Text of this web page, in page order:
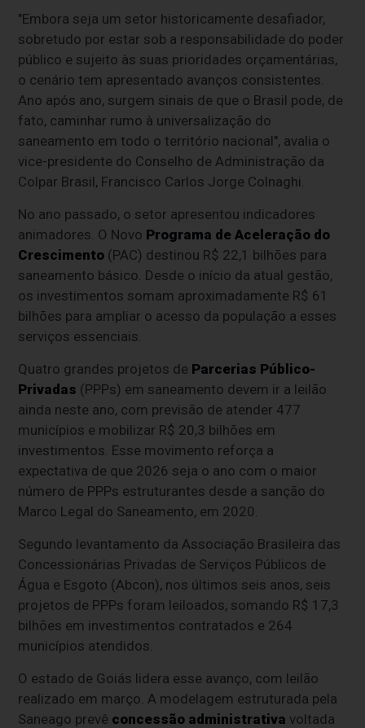
"Embora seja um setor historicamente desafiador,
sobretudo por estar sob a responsabilidade do poder
público e sujeito às suas prioridades orçamentárias,
o cenário tem apresentado avanços consistentes.
Ano após ano, surgem sinais de que o Brasil pode, de
fato, caminhar rumo à universalização do
saneamento em todo o território nacional", avalia o
vice-presidente do Conselho de Administração da
Colpar Brasil, Francisco Carlos Jorge Colnaghi.
No ano passado, o setor apresentou indicadores
animadores. O Novo Programa de Aceleração do
Crescimento (PAC) destinou R$ 22,1 bilhões para
saneamento básico. Desde o início da atual gestão,
os investimentos somam aproximadamente R$ 61
bilhões para ampliar o acesso da população a esses
serviços essenciais.
Quatro grandes projetos de Parcerias Público-
Privadas (PPPs) em saneamento devem ir a leilão
ainda neste ano, com previsão de atender 477
municípios e mobilizar R$ 20,3 bilhões em
investimentos. Esse movimento reforça a
expectativa de que 2026 seja o ano com o maior
número de PPPs estruturantes desde a sanção do
Marco Legal do Saneamento, em 2020.
Segundo levantamento da Associação Brasileira das
Concessionárias Privadas de Serviços Públicos de
Água e Esgoto (Abcon), nos últimos seis anos, seis
projetos de PPPs foram leiloados, somando R$ 17,3
bilhões em investimentos contratados e 264
municípios atendidos.
O estado de Goiás lidera esse avanço, com leilão
realizado em março. A modelagem estruturada pela
Saneago prevê concessão administrativa voltada